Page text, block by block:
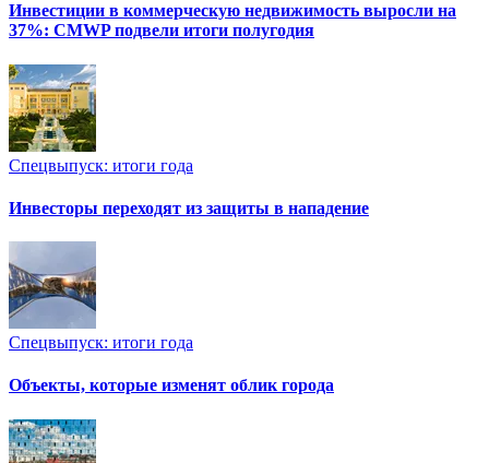
Инвестиции в коммерческую недвижимость выросли на
37%: CMWP подвели итоги полугодия
Спецвыпуск: итоги года
Инвесторы переходят из защиты в нападение
Спецвыпуск: итоги года
Объекты, которые изменят облик города